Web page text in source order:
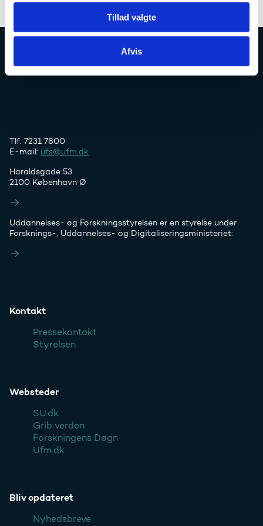
Tillad valgte
Afvis
Uddannelses- og Forskningsstyrelsen
Tlf. 7231 7800
E-mail: ufs@ufm.dk
Haraldsgade 53
2100 København Ø
Uddannelses- og Forskningsstyrelsen er en styrelse under
Forsknings-, Uddannelses- og Digitaliseringsministeriet:
Kontakt
Pressekontakt
Styrelsen
Websteder
SU.dk
Grib verden
Forskningens Døgn
Ufm.dk
Bliv opdateret
Nyhedsbreve